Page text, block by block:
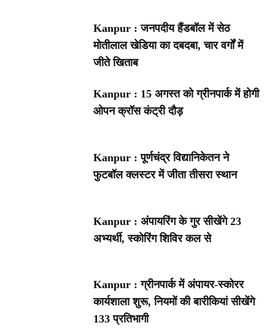
Kanpur : जनपदीय हैंडबॉल में सेठ
मोतीलाल खेडिया का दबदबा, चार वर्गों में
जीते खिताब
Kanpur : 15 अगस्त को ग्रीनपार्क में होगी
ओपन क्रॉस कंट्री दौड़
Kanpur : पूर्णचंद्र विद्यानिकेतन ने
फुटबॉल क्लस्टर में जीता तीसरा स्थान
Kanpur : अंपायरिंग के गुर सीखेंगे 23
अभ्यर्थी, स्कोरिंग शिविर कल से
Kanpur : ग्रीनपार्क में अंपायर-स्कोरर
कार्यशाला शुरू, नियमों की बारीकियां सीखेंगे
133 प्रतिभागी